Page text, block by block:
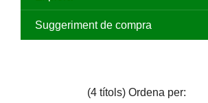
Suggeriment de compra
(4 títols) Ordena per: